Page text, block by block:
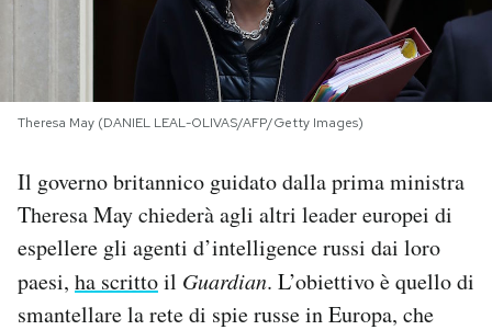
NEWSLETTER
CALENDARIO
AREA PERSONALE
Theresa May (DANIEL LEAL-OLIVAS/AFP/Getty Images)
Il governo britannico guidato dalla prima ministra
Theresa May chiederà agli altri leader europei di
espellere gli agenti d’intelligence russi dai loro
paesi, ha scrittoil Guardian. L’obiettivo è quello di
smantellare la rete di spie russe in Europa, che